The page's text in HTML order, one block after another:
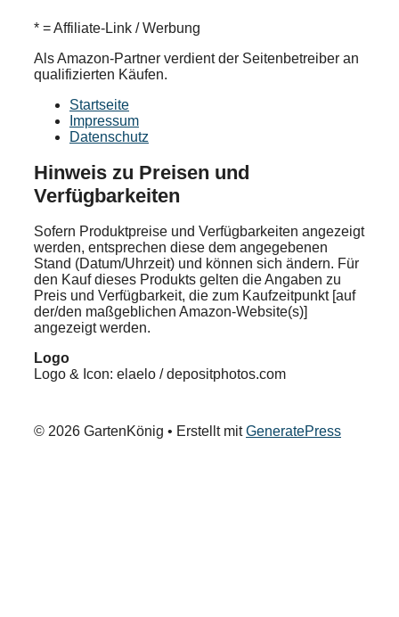
* = Affiliate-Link / Werbung
Als Amazon-Partner verdient der Seitenbetreiber an
qualifizierten Käufen.
Startseite
Impressum
Datenschutz
Hinweis zu Preisen und
Verfügbarkeiten
Sofern Produktpreise und Verfügbarkeiten angezeigt
werden, entsprechen diese dem angegebenen
Stand (Datum/Uhrzeit) und können sich ändern. Für
den Kauf dieses Produkts gelten die Angaben zu
Preis und Verfügbarkeit, die zum Kaufzeitpunkt [auf
der/den maßgeblichen Amazon-Website(s)]
angezeigt werden.
Logo
Logo & Icon: elaelo / depositphotos.com
© 2026 GartenKönig • Erstellt mitGeneratePress